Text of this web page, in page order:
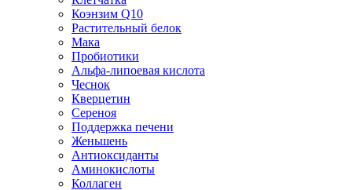
Коэнзим Q10
Растительный белок
Мака
Пробиотики
Альфа-липоевая кислота
Чеснок
Кверцетин
Сереноя
Поддержка печени
Женьшень
Антиоксиданты
Аминокислоты
Коллаген